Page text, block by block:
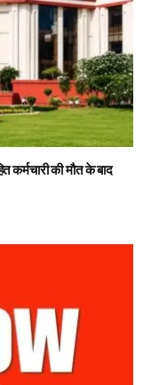
कर्मचारी की मौत के बाद